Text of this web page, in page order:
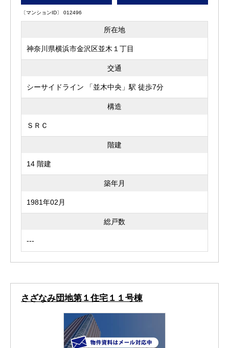
〔マンションID〕 012496
所在地
神奈川県横浜市金沢区並木１丁目
交通
シーサイドライン 「並木中央」駅 徒歩7分
構造
ＳＲＣ
階建
14 階建
築年月
1981年02月
総戸数
---
さざなみ団地第１住宅１１号棟